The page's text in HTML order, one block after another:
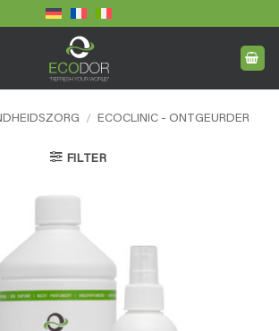
/ ECOCLINIC - ONTGEURDER
FILTER